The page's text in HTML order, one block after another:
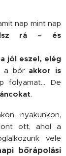
nap mint nap
rá – és
jól eszel, elég
a bőr akkor is
folyamat… De
.
nyakunkon,
ott, ahol a
vele
bőrápolási